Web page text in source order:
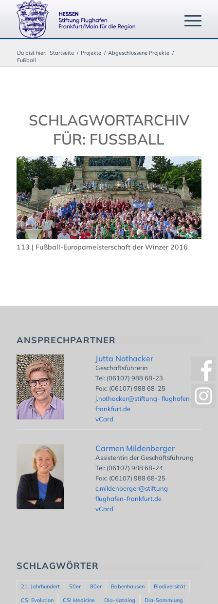
Du bist hier: Startseite / Projekte / Abgeschlossene Projekte /
Fußball
SCHLAGWORTARCHIV
FÜR: FUSSBALL
113 | Fußball-Europameisterschaft der Winzer 2016
ANSPRECHPARTNER
Jutta Nothacker
Geschäftsführerin
Tel: (06107) 988 68-23
Fax: (06107) 988 68-25
j.nothacker@stiftung- flughafen-
frankfurt.de
vCard
Carmen Mildenberger
Assistentin der Geschäftsführung
Tel: (06107) 988 68-24
Fax: (06107) 988 68-25
c.mildenberger@stiftung-
flughafen-frankfurt.de
vCard
SCHLAGWÖRTER
21. Jahrhundert 50er 80er Babenhausen
Biodiversität
CSI Evolution
CSI Medicine Dia-Katalog
Dia-Sammlung